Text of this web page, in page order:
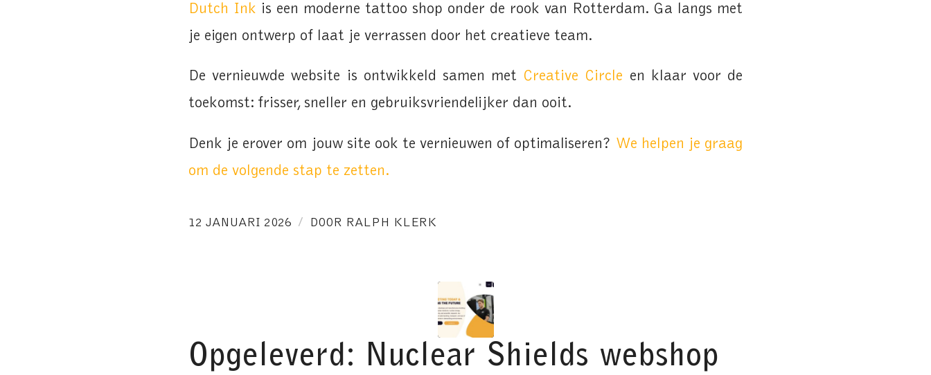
Dutch Ink is een moderne tattoo shop onder de rook van Rotterdam. Ga langs met
je eigen ontwerp of laat je verrassen door het creatieve team.
De vernieuwde website is ontwikkeld samen met Creative Circle en klaar voor de
toekomst: frisser, sneller en gebruiksvriendelijker dan ooit.
Denk je erover om jouw site ook te vernieuwen of optimaliseren? We helpen je graag
om de volgende stap te zetten.
12 JANUARI 2026 / DOOR RALPH KLERK
Opgeleverd: Nuclear Shields webshop